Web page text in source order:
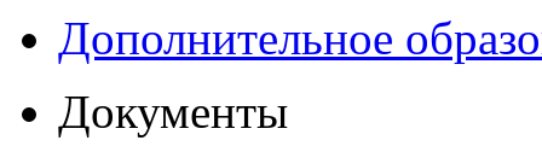
Дополнительное
Документы